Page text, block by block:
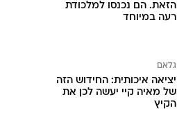
הזאת. הם נכנסו למלכודת
רעה במיוחד
גלאם
יציאה איכותית: החידוש הזה
של מאיה קיי יעשה לכן את
הקיץ